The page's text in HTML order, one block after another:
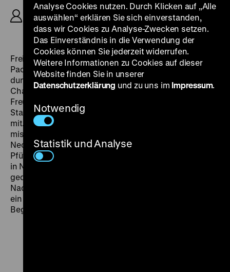
R: Claire Denis, B: Emmanuèle Bernheim, Claire
Denis, K: Agnès Godard, D: Valérie Lemercier,
Vincent Lindon, Grégoire Colin, 90’
Freitagabend. Die junge Pariserin Laure ist mit dem
Packen ihrer Umzugskisten fertig. Draußen ist es
dunkel, und wegen eines Métro-Streiks herrscht
Chaos in der Stadt. Laure will mit dem Auto eine
Freundin besuchen, doch schon bald gerät sie in einen
Stau. Spontan nimmt sie einen Fußgänger als Beifahrer
mit. Zigarettenrauch wird aus dem Fenster geblasen, er
mischt sich mit dem kühlen Nebel der Stadt, die
Neonlichter der Stadt leuchten und spiegeln sich in
Pfützen. Claire Denis‘
in Nahaufnahmen und mit nur wenigen Dialogen
gedreht, gießt die sinnliche Erfahrung einer Pariser
Nacht in Bilder. Eine Einladung, sich treiben zu lassen,
ein Flirt mit dem Unbekannten, die Geschichte eines
Begehrens. (mbh)
Analyse Cookies nutzen. Durch Klicken auf „Alle
auswählen“ erklären Sie sich einverstanden,
dass wir Cookies zu Analyse-Zwecken setzen.
Das Einverständnis in die Verwendung der
Cookies können Sie jederzeit widerrufen.
Weitere Informationen zu Cookies auf dieser
Website finden Sie in unserer
Datenschutzerklärung und zu uns im Impressum.
Notwendig
Statistik und Analyse